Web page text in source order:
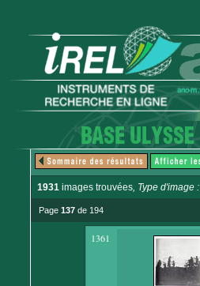
1931 images trouvées, Type d'image :
Page 137 de 194
1361